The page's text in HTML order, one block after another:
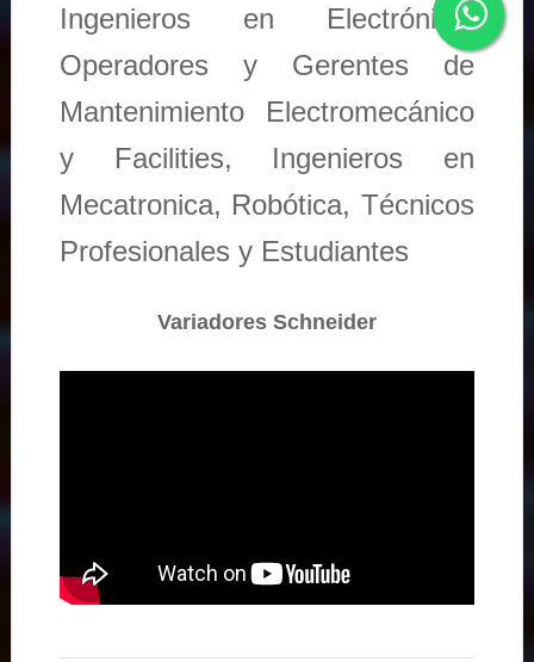
Ingenieros en Electrónica,
Operadores y Gerentes de
Mantenimiento Electromecánico
y Facilities, Ingenieros en
Mecatronica, Robótica, Técnicos
Profesionales y Estudiantes
Variadores Schneider